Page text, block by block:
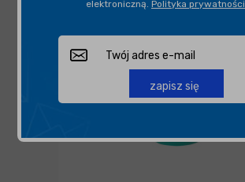
elektroniczną. Polityka prywatności
zapisz się